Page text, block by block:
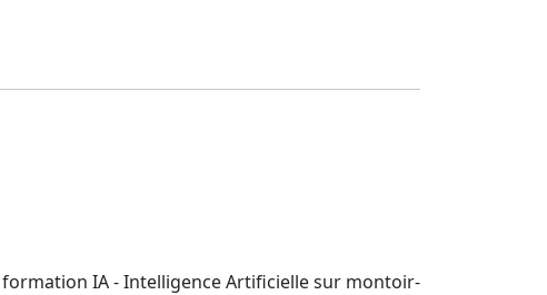
formation IA - Intelligence Artificielle sur montoir-